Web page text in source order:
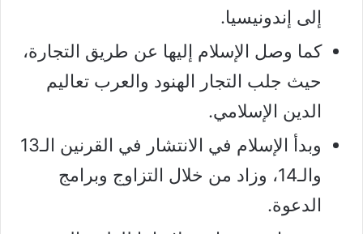
إلى إندونيسيا.
كما وصل الإسلام إليها عن طريق التجارة،
حيث جلب التجار الهنود والعرب تعاليم
الدين الإسلامي.
وبدأ الإسلام في الانتشار في القرنين الـ13
والـ14، وزاد من خلال التزاوج وبرامج
الدعوة.